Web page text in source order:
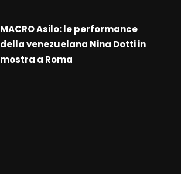
MACRO Asilo: le performance
della venezuelana Nina Dotti in
mostra a Roma